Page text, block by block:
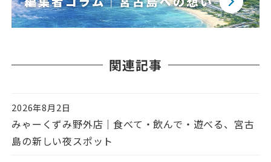
関連記事
投稿日
2026年8月2日
みゃーくずみ野外店｜食べて・飲んで・遊べる、宮古
島の新しい夜スポット